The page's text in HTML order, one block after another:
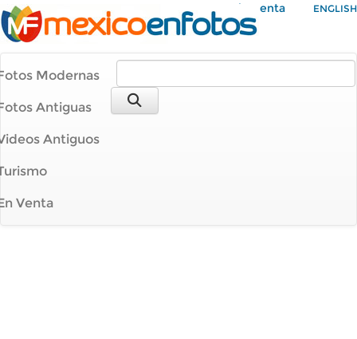
Mi Cuenta ENGLISH
Modernas
Antiguas
Antiguos
Venta